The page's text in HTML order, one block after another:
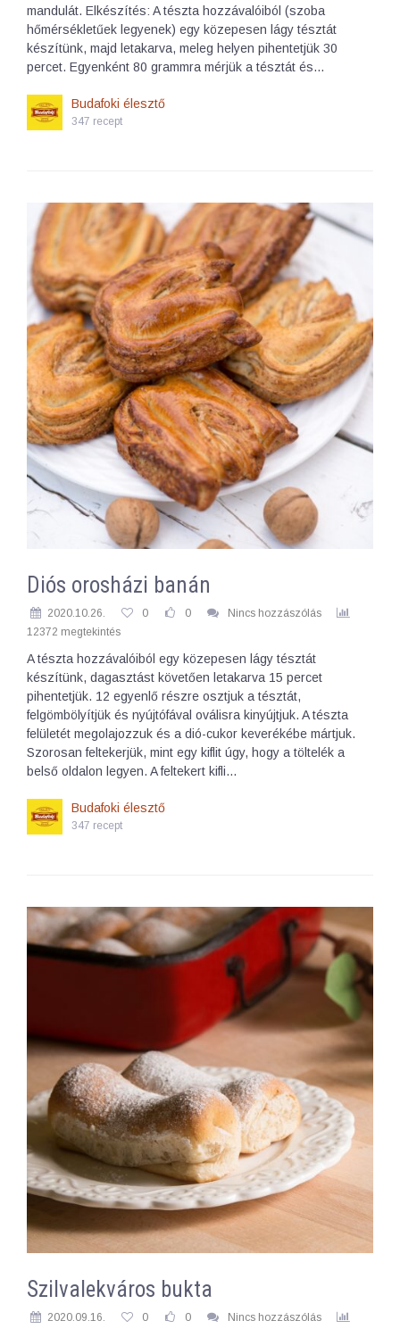
mandulát. Elkészítés: A tészta hozzávalóiból (szoba
hőmérsékletűek legyenek) egy közepesen lágy tésztát
készítünk, majd letakarva, meleg helyen pihentetjük 30
percet. Egyenként 80 grammra mérjük a tésztát és…
Budafoki élesztő
347 recept
Diós orosházi banán
2020.10.26. 0 0
Nincs hozzászólás
12372 megtekintés
A tészta hozzávalóiból egy közepesen lágy tésztát
készítünk, dagasztást követően letakarva 15 percet
pihentetjük. 12 egyenlő részre osztjuk a tésztát,
felgömbölyítjük és nyújtófával oválisra kinyújtjuk. A tészta
felületét megolajozzuk és a dió-cukor keverékébe mártjuk.
Szorosan feltekerjük, mint egy kiflit úgy, hogy a töltelék a
belső oldalon legyen. A feltekert kifli…
Budafoki élesztő
347 recept
Szilvalekváros bukta
2020.09.16. 0 0
Nincs hozzászólás